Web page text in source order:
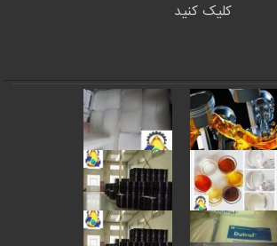
کلیک کنید